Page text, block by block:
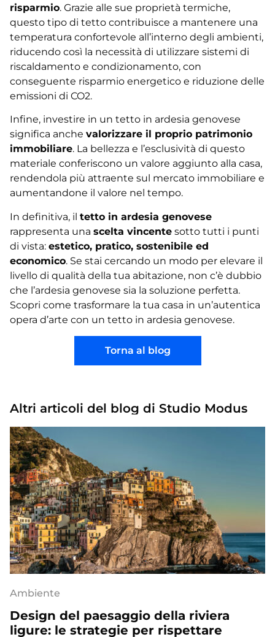
risparmio. Grazie alle sue proprietà termiche,
questo tipo di tetto contribuisce a mantenere una
temperatura confortevole all’interno degli ambienti,
riducendo così la necessità di utilizzare sistemi di
riscaldamento e condizionamento, con
conseguente risparmio energetico e riduzione delle
emissioni di CO2.
Infine, investire in un tetto in ardesia genovese
significa anche valorizzare il proprio patrimonio
immobiliare. La bellezza e l’esclusività di questo
materiale conferiscono un valore aggiunto alla casa,
rendendola più attraente sul mercato immobiliare e
aumentandone il valore nel tempo.
In definitiva, il tetto in ardesia genovese
rappresenta una scelta vincente sotto tutti i punti
di vista: estetico, pratico, sostenibile ed
economico. Se stai cercando un modo per elevare il
livello di qualità della tua abitazione, non c’è dubbio
che l’ardesia genovese sia la soluzione perfetta.
Scopri come trasformare la tua casa in un’autentica
opera d’arte con un tetto in ardesia genovese.
Torna al blog
Altri articoli del blog di Studio Modus
Ambiente
Design del paesaggio della riviera
ligure: le strategie per rispettare